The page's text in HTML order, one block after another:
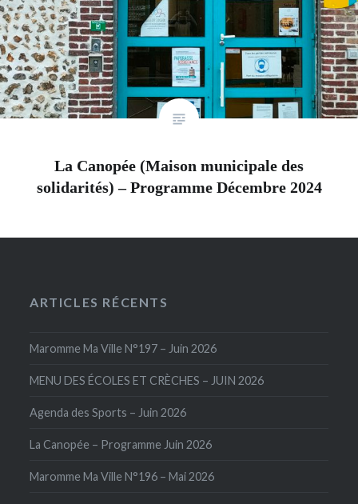
La Canopée (Maison municipale des
solidarités) – Programme Décembre 2024
ARTICLES RÉCENTS
Maromme Ma Ville N°197 – Juin 2026
MENU DES ÉCOLES ET CRÈCHES – JUIN 2026
Agenda des Sports – Juin 2026
La Canopée – Programme Juin 2026
Maromme Ma Ville N°196 – Mai 2026